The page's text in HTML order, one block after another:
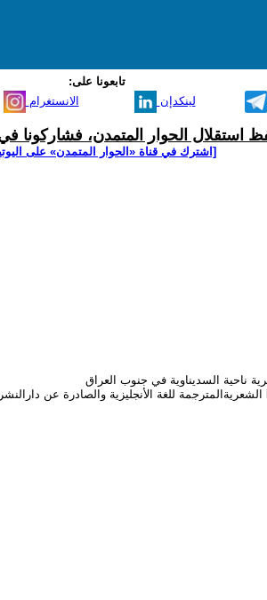
تابعونا على:
الانستغرام لينكدإن
استقلال الحوار المتمدن، فشاركونا
[اشترك في قناة ‫«الحوار المتمدن» على
ناحية السديناوية في جنوب العراق